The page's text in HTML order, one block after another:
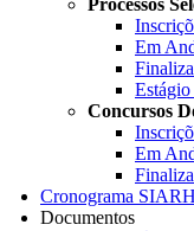
Processos
Em
Concursos
Em
Cronograma SIARH
Documentos